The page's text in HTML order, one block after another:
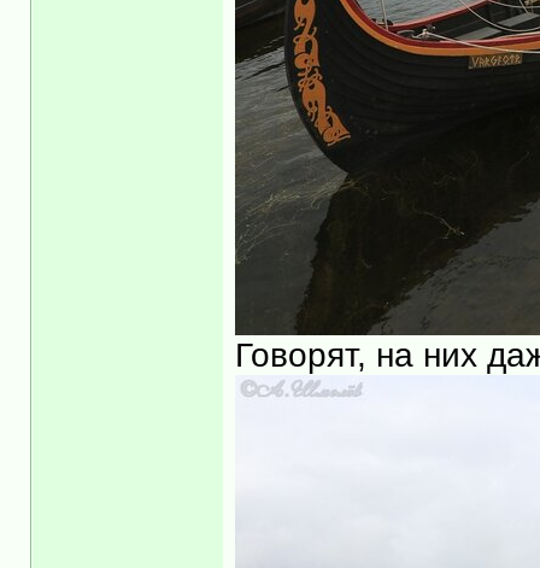
Говорят, на них